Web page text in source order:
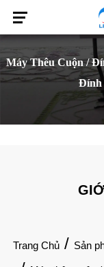
Máy Thêu Cuộn /
Đính
Trang Chủ / Sản